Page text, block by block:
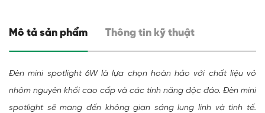
Mô tả sản phẩm Thông tin kỹ thuật
Đèn mini spotlight 6W là lựa chọn hoàn hảo với chất liệu vỏ
nhôm nguyên khối cao cấp và các tính năng độc đáo. Đèn mini
spotlight sẽ mang đến không gian sáng lung linh và tinh tế.